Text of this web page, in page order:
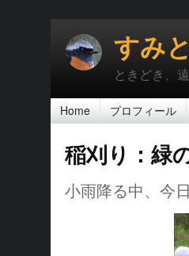
すみ
ときどき、
Home プロフィール
稲刈り：緑
小雨降る中、今